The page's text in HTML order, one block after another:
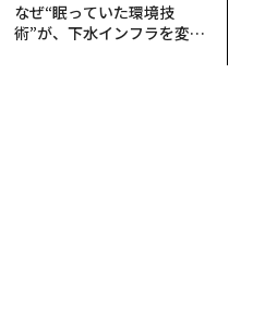
なぜ“眠っていた環境技
術”が、下水インフラを変え